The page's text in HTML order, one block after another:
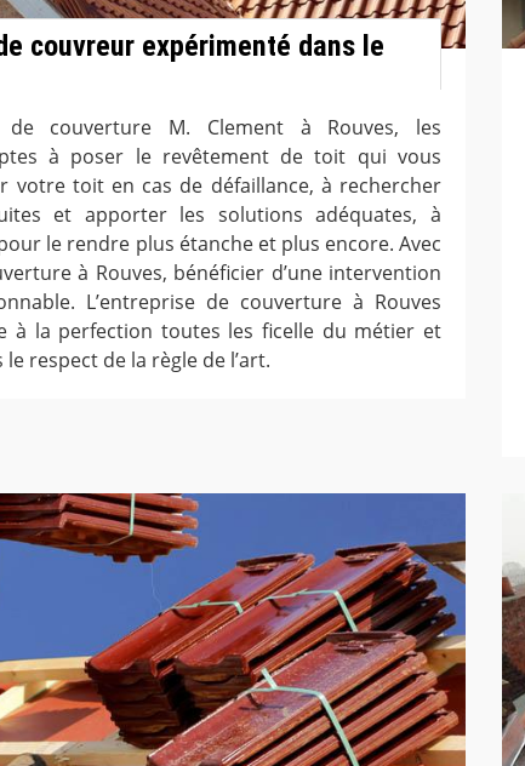
couvreur expérimenté dans le
de couverture M. Clement à Rouves, les
à poser le revêtement de toit qui vous
votre toit en cas de défaillance, à rechercher
et apporter les solutions adéquates, à
le rendre plus étanche et plus encore. Avec
à Rouves, bénéficier d’une intervention
L’entreprise de couverture à Rouves
à la perfection toutes les ficelle du métier et
respect de la règle de l’art.